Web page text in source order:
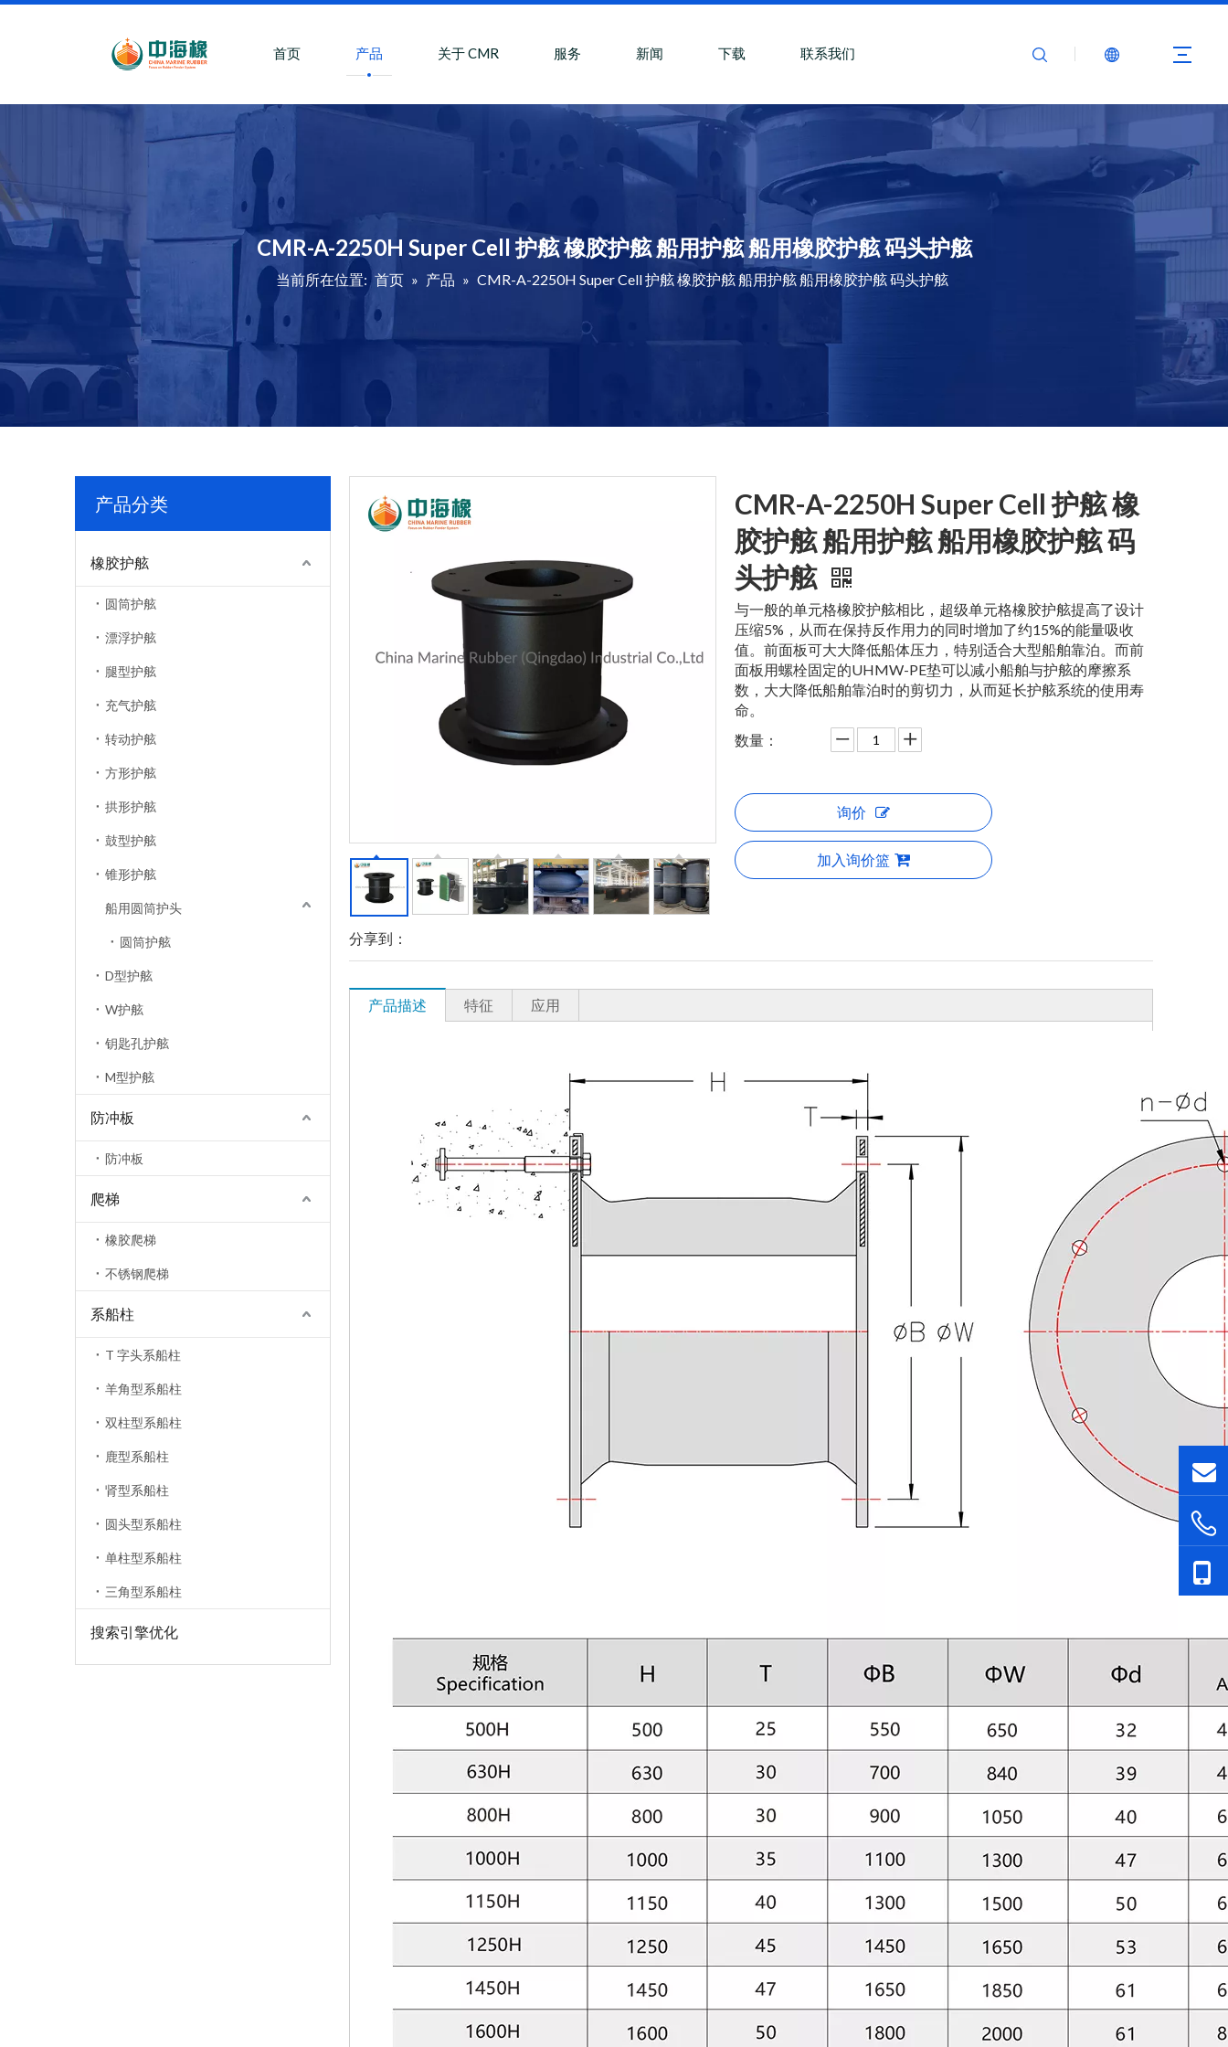
首页 产品 关于 CMR 服务 新闻 下载 联系我们
CMR-A-2250H Super Cell 护舷 橡胶护舷 船用护舷 船用橡胶护舷 码头护舷
当前所在位置: 首页 » 产品 » CMR-A-2250H Super Cell 护舷 橡胶护舷 船用护舷 船用橡胶护舷 码头护舷
产品分类
橡胶护舷
圆筒护舷
漂浮护舷
腿型护舷
充气护舷
转动护舷
方形护舷
拱形护舷
鼓型护舷
锥形护舷
船用圆筒护头
圆筒护舷
D型护舷
W护舷
钥匙孔护舷
M型护舷
防冲板
防冲板
爬梯
橡胶爬梯
不锈钢爬梯
系船柱
T 字头系船柱
羊角型系船柱
双柱型系船柱
鹿型系船柱
肾型系船柱
圆头型系船柱
单柱型系船柱
三角型系船柱
搜索引擎优化
分享到：
CMR-A-2250H Super Cell 护舷 橡
胶护舷 船用护舷 船用橡胶护舷 码
头护舷
与一般的单元格橡胶护舷相比，超级单元格橡胶护舷提高了设计
压缩5%，从而在保持反作用力的同时增加了约15%的能量吸收
值。前面板可大大降低船体压力，特别适合大型船舶靠泊。而前
面板用螺栓固定的UHMW-PE垫可以减小船舶与护舷的摩擦系
数，大大降低船舶靠泊时的剪切力，从而延长护舷系统的使用寿
命。
数量：
询价
加入询价篮
产品描述 特征 应用